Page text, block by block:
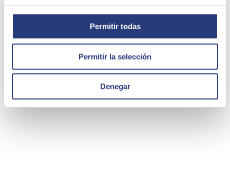
Permitir todas
Permitir la selección
Denegar
Caso de éxito - Su in Plas
Su in Plas, dedicada al mundo de la decoración, bricolaje y ferretería
realiza instalaciones y trabajan tanto al por mayor como al por
menor.